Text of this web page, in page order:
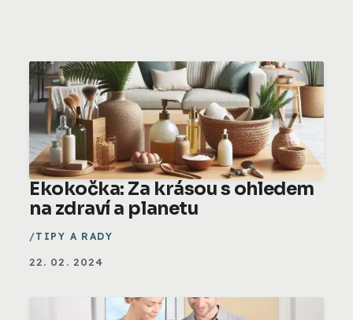
Ekokočka: Za krásou s ohledem
na zdraví a planetu
TIPY A RADY
22. 02. 2024